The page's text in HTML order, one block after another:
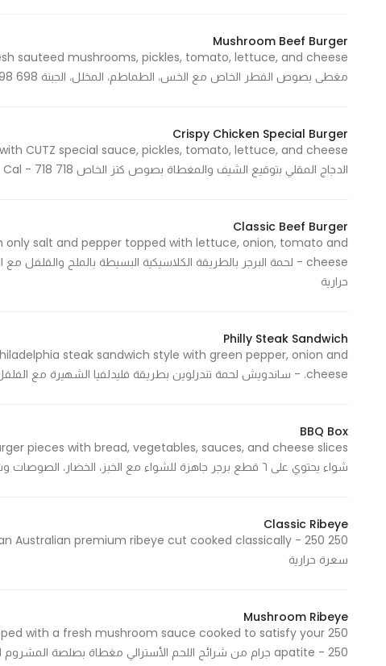
Mushroom Beef Burger
مغطى بصوص الفطر الخاص مع الخس، الطماطم، المخلل، الجبنة 698 Cal - 698 سعرة حرارية
Crispy Chicken Special Burger
الدجاج المقلي بتوقيع الشيف والمغطاة بصوص كتز الخاص 718 Cal - 718 سعرة حرارية
Classic Beef Burger
only salt and pepper topped with lettuce, onion, tomato and
حرارية
Philly Steak Sandwich
steak sandwich style with green pepper, onion and
cheese. - ساندويش لحمة تندرلوين بطريقة فليدلفيا الشهيرة مع الفلفل الأخضر والبصل والجبنة.
BBQ Box
شواء يحتوي على ٦ قطع برجر جاهزة للشواء مع الخبز، الخضار، الصوصات وشرائح الجبن
Classic Ribeye
سعرة حرارية
Mushroom Ribeye
with a fresh mushroom sauce cooked to satisfy your
apatite - 250 جرام من شرائح اللحم الأسترالي مغطاة بصلصة المشروم الطازجة 781 Cal - 781 سعرة حرارية
Marketing
By sharing
your
you visit our
site, you
increase the
personalized
content and
offers.